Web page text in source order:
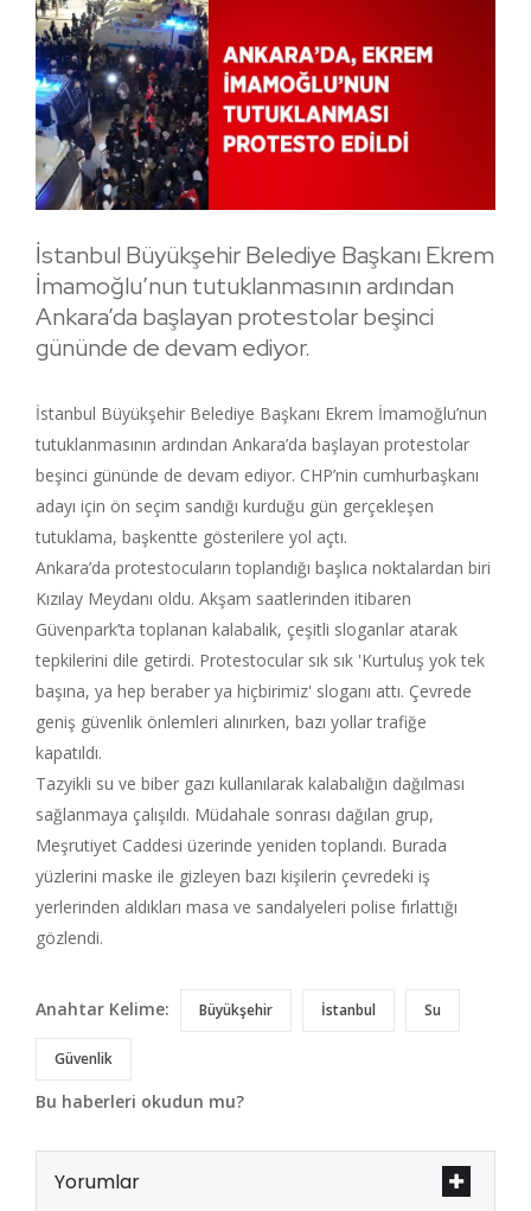
İstanbul Büyükşehir Belediye Başkanı Ekrem
İmamoğlu’nun tutuklanmasının ardından
Ankara’da başlayan protestolar beşinci
gününde de devam ediyor.
İstanbul Büyükşehir Belediye Başkanı Ekrem İmamoğlu’nun
tutuklanmasının ardından Ankara’da başlayan protestolar
beşinci gününde de devam ediyor. CHP’nin cumhurbaşkanı
adayı için ön seçim sandığı kurduğu gün gerçekleşen
tutuklama, başkentte gösterilere yol açtı.
Ankara’da protestocuların toplandığı başlıca noktalardan biri
Kızılay Meydanı oldu. Akşam saatlerinden itibaren
Güvenpark’ta toplanan kalabalık, çeşitli sloganlar atarak
tepkilerini dile getirdi. Protestocular sık sık 'Kurtuluş yok tek
başına, ya hep beraber ya hiçbirimiz' sloganı attı. Çevrede
geniş güvenlik önlemleri alınırken, bazı yollar trafiğe
kapatıldı.
Tazyikli su ve biber gazı kullanılarak kalabalığın dağılması
sağlanmaya çalışıldı. Müdahale sonrası dağılan grup,
Meşrutiyet Caddesi üzerinde yeniden toplandı. Burada
yüzlerini maske ile gizleyen bazı kişilerin çevredeki iş
yerlerinden aldıkları masa ve sandalyeleri polise fırlattığı
gözlendi.
Anahtar Kelime: Büyükşehir İstanbul Su
Güvenlik
Bu haberleri okudun mu?
Yorumlar